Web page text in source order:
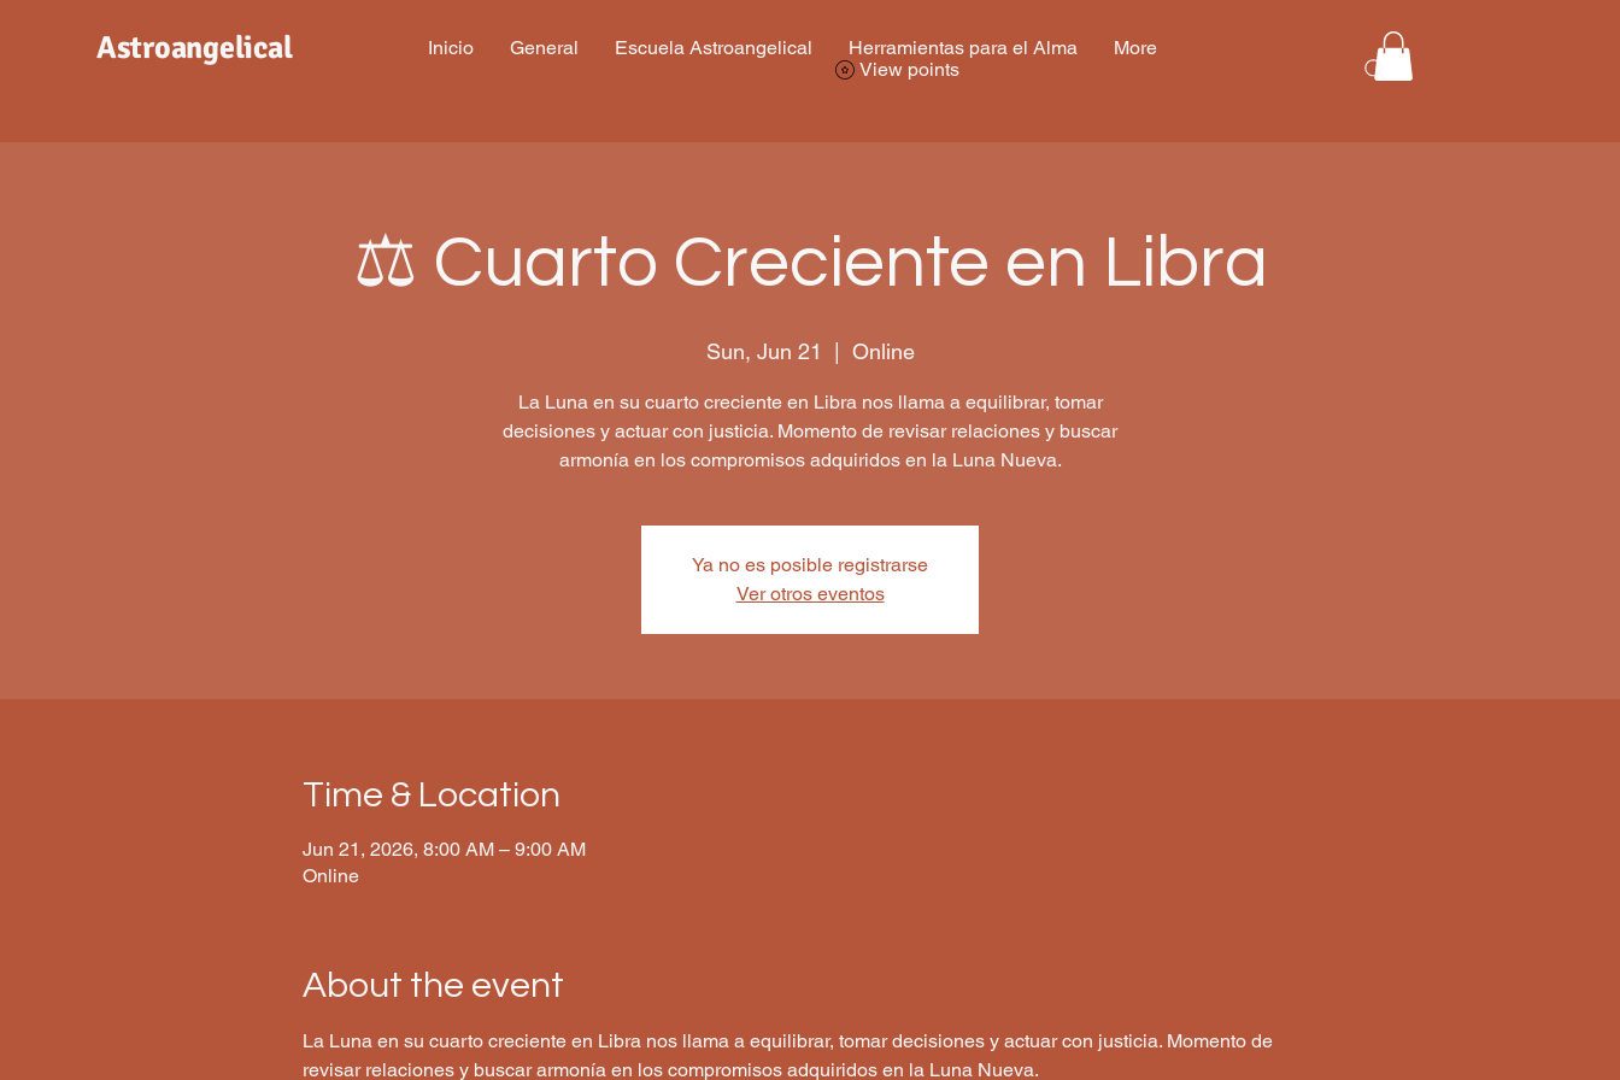
Astroangelical Inicio General Escuela Astroangelical Herramientas para el Alma
More
View points
⚖️ Cuarto Creciente en Libra
Sun, Jun 21 Online
La Luna en su cuarto creciente en Libra nos llama a equilibrar, tomar
decisiones y actuar con justicia. Momento de revisar relaciones y buscar
armonía en los compromisos adquiridos en la Luna Nueva.
Ya no es posible registrarse
Ver otros eventos
Time & Location
Jun 21, 2026, 8:00 AM – 9:00 AM
Online
About the event
La Luna en su cuarto creciente en Libra nos llama a equilibrar, tomar decisiones y actuar con justicia. Momento de
revisar relaciones y buscar armonía en los compromisos adquiridos en la Luna Nueva.